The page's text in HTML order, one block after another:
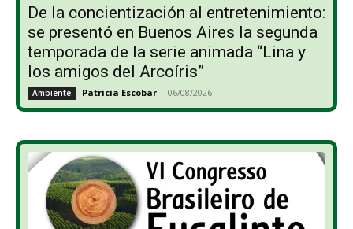
De la concientización al entretenimiento:
se presentó en Buenos Aires la segunda
temporada de la serie animada “Lina y
los amigos del Arcoíris”
Ambiente Patricia Escobar - 06/08/2026